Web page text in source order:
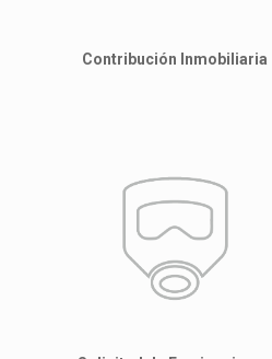
Contribución Inmobiliaria